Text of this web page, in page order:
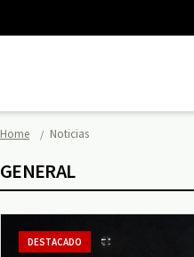
Home Noticias
GENERAL
DESTACADO